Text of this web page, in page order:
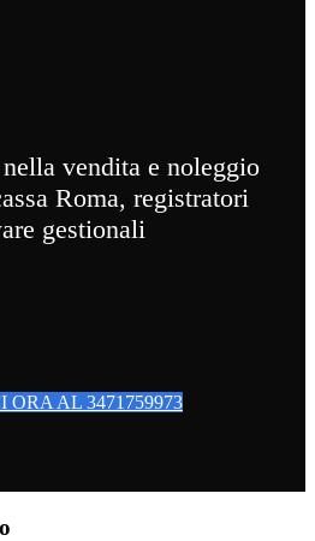
vendita e noleggio
Roma, registratori
gestionali
AL 3471759973